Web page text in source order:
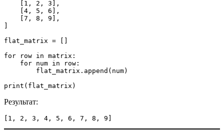
]
flat_matrix = []
for row in matrix:
print(flat_matrix)
Результат:
[1, 2, 3, 4, 5, 6, 7, 8, 9]